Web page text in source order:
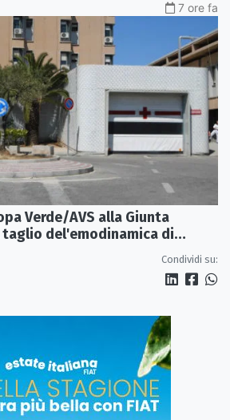
7 ore fa
Verde/AVS alla Giunta
del'emodinamica di
Condividi su: